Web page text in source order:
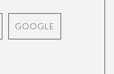
GOOGLE